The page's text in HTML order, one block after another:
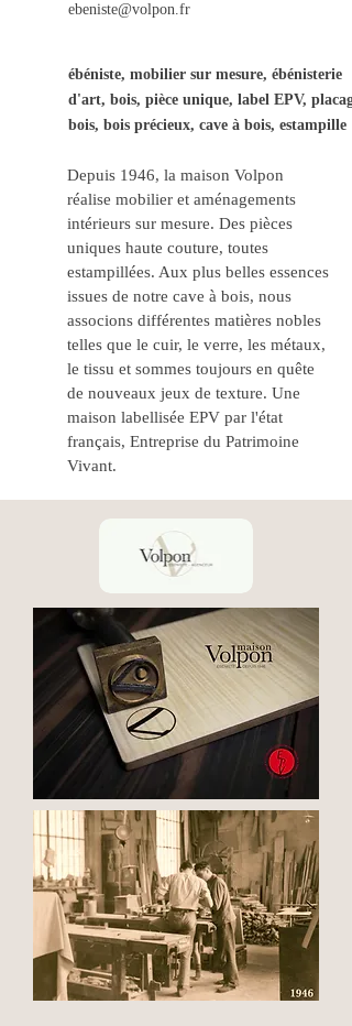
ebeniste@volpon.fr
ébéniste, mobilier sur mesure, ébénisterie
d'art, bois, pièce unique, label EPV, placage
bois, bois précieux, cave à bois, estampille
Depuis 1946, la maison Volpon
réalise mobilier et aménagements
intérieurs sur mesure. Des pièces
uniques haute couture, toutes
estampillées. Aux plus belles essences
issues de notre cave à bois, nous
associons différentes matières nobles
telles que le cuir, le verre, les métaux,
le tissu et sommes toujours en quête
de nouveaux jeux de texture. Une
maison labellisée EPV par l'état
français, Entreprise du Patrimoine
Vivant.